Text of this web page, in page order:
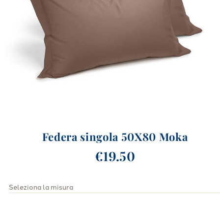
Federa singola 50X80 Moka
€19.50
Seleziona la misura